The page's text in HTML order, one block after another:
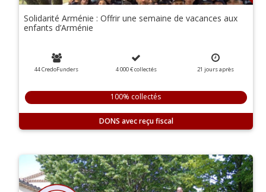
Solidarité Arménie : Offrir une semaine de vacances aux
enfants d’Arménie
44 CredoFunders 4 000 €collectés 21 joursaprès
100% collectés
DONS